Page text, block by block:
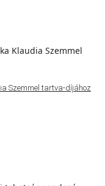
Szemmel tartva-díjához